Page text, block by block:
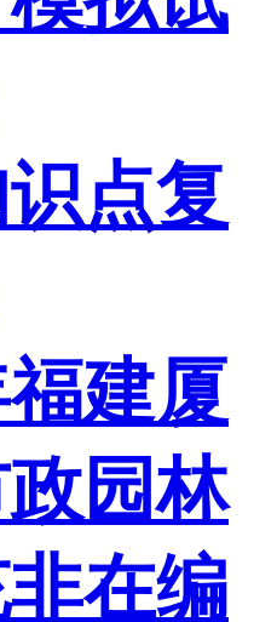
点复
建厦
园林
在编